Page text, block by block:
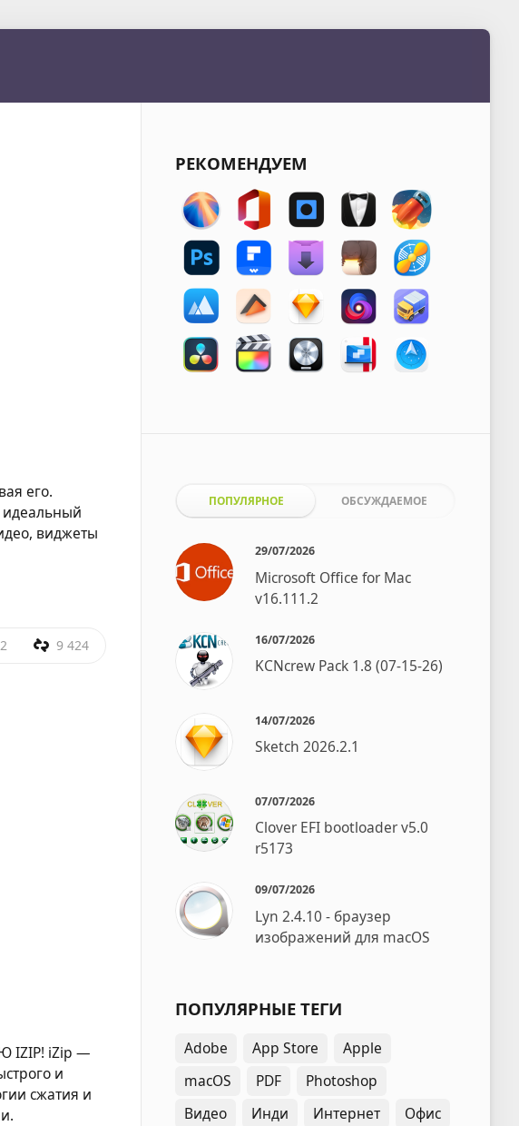
его.
идеальный
виджеты
2 9 424
IZIP! iZip —
и
сжатия и
РЕКОМЕНДУЕМ
ПОПУЛЯРНОЕ ОБСУЖДАЕМОЕ
29/07/2026
Microsoft Office for Mac
v16.111.2
16/07/2026
KCNcrew Pack 1.8 (07-15-26)
14/07/2026
Sketch 2026.2.1
07/07/2026
Clover EFI bootloader v5.0
r5173
09/07/2026
Lyn 2.4.10 - браузер
изображений для macOS
ПОПУЛЯРНЫЕ ТЕГИ
Adobe App Store
Apple
macOS
PDF
Photoshop
Видео
Инди Интернет
Офис